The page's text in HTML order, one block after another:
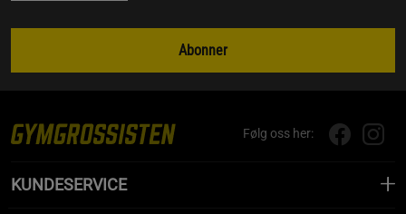
Abonner
Følg oss her:
KUNDESERVICE